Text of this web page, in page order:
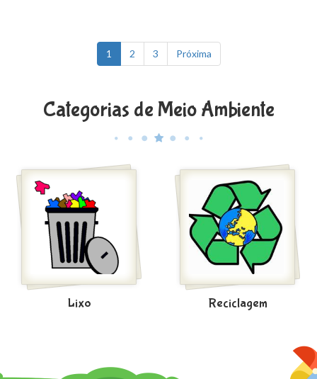
1 2 3 Próxima
Categorias de Meio Ambiente
Lixo Reciclagem